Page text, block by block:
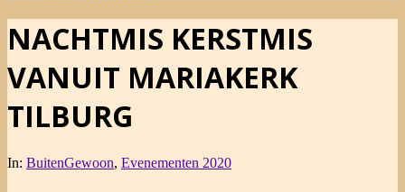
NACHTMIS KERSTMIS
VANUIT MARIAKERK
TILBURG
In: BuitenGewoon, Evenementen 2020